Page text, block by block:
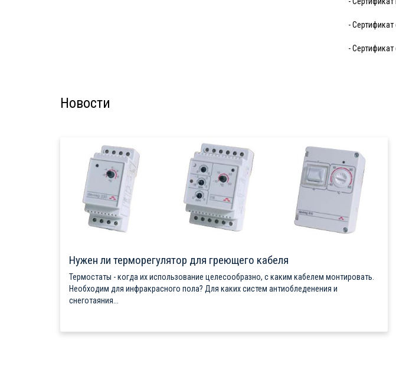
-
-
Новости
Нужен ли терморегулятор для греющего кабеля
Термостаты - когда их использование целесообразно, с каким кабелем монтировать.
Необходим для инфракрасного пола? Для каких систем антиобледенения и
снеготаяния...